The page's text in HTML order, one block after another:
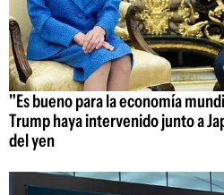
"Es bueno para la economía
Trump haya intervenido junto a
del yen